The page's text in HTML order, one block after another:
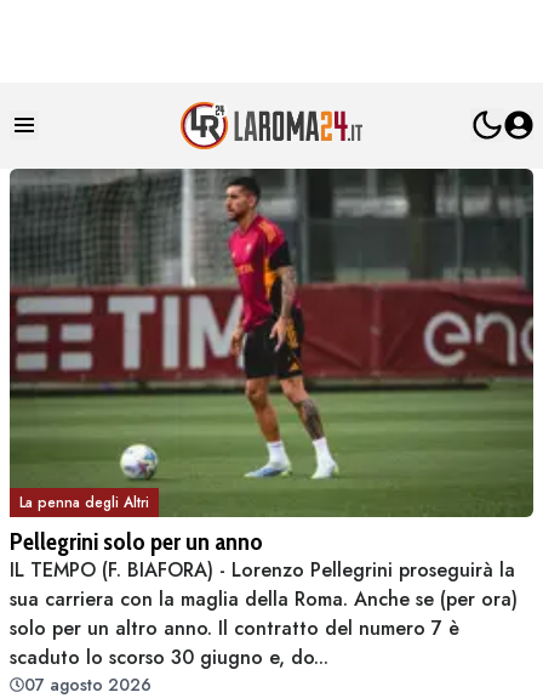
La penna degli Altri
Pellegrini solo per un anno
IL TEMPO (F. BIAFORA) - Lorenzo Pellegrini proseguirà la
sua carriera con la maglia della Roma. Anche se (per ora)
solo per un altro anno. Il contratto del numero 7 è
scaduto lo scorso 30 giugno e, do...
07 agosto 2026